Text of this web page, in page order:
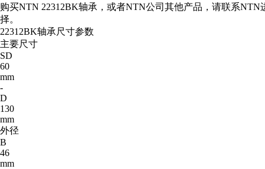
购买NTN 22312BK轴承，或者NTN公司其他产品，请联系
择。
22312BK轴承尺寸参数
主要尺寸
SD
60
mm
-
D
130
mm
外径
B
46
mm